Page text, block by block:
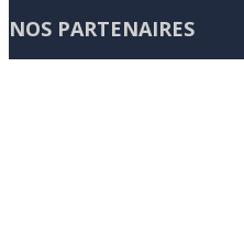
NOS PARTENAIRES